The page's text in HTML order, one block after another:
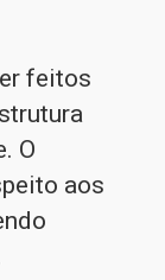
feitos
O
aos